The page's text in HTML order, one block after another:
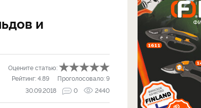
и
Оцените статью:
Рейтинг:4.89 Проголосовало:9
30.09.2018
0 2440